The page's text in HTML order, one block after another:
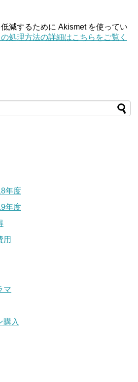
減するために Akismet を使ってい
処理方法の詳細はこちらをご覧く
年度
年度
用
マ
購入